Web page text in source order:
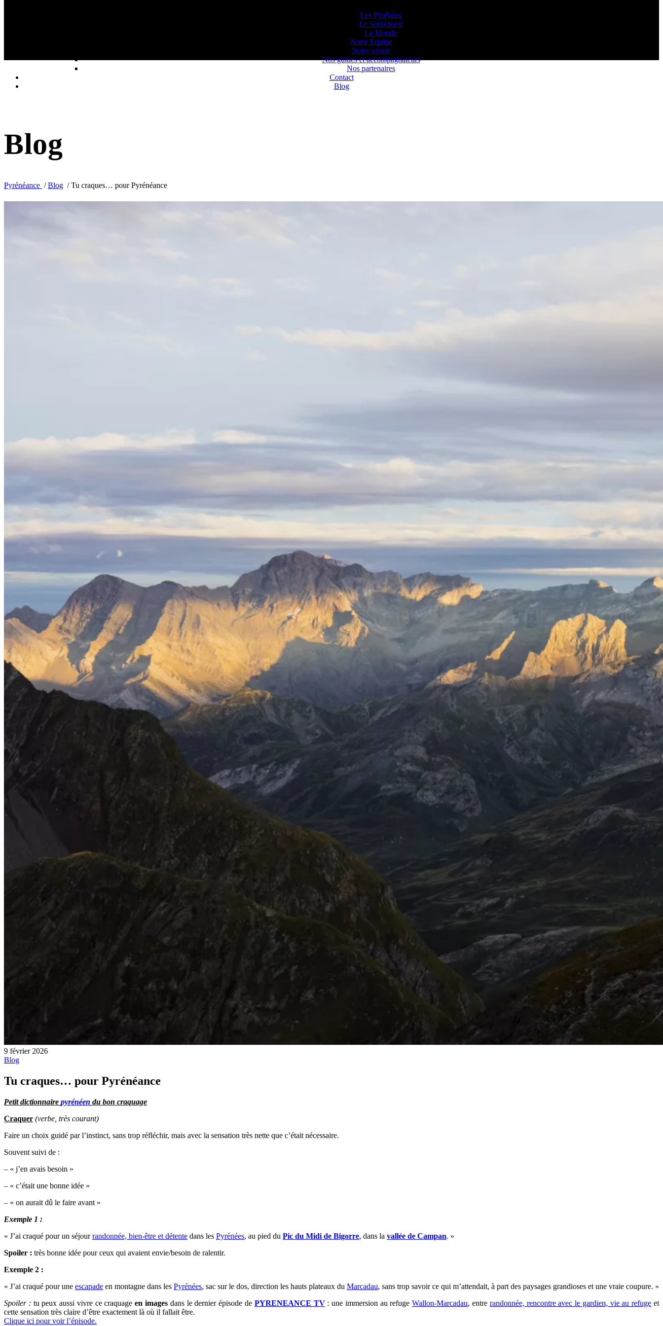
Les Pyrénées
Le Sud-Ouest
Le Monde
Notre Équipe
Notre vision
Nos guides et accompagnateurs
Nos partenaires
Contact
Blog
Blog
Pyrénéance /Blog /Tu craques… pour Pyrénéance
9 février 2026
Blog
Tu craques… pour Pyrénéance
Petit dictionnaire pyrénéen du bon craquage
Craquer (verbe, très courant)
Faire un choix guidé par l’instinct, sans trop réfléchir, mais avec la sensation très nette que c’était nécessaire.
Souvent suivi de :
– « j’en avais besoin »
– « c’était une bonne idée »
– « on aurait dû le faire avant »
Exemple 1 :
« J’ai craqué pour un séjourrandonnée, bien-être et détente dans les Pyrénées, au pied du Pic du Midi de Bigorre, dans la vallée de Campan. »
Spoiler : très bonne idée pour ceux qui avaient envie/besoin de ralentir.
Exemple 2 :
« J’ai craqué pour une escapade en montagne dans les Pyrénées, sac sur le dos, direction les hauts plateaux du Marcadau, sans trop savoir ce qui m’attendait, à part des paysages grandioses et une vraie coupure. »
Spoiler : tu peux aussi vivre ce craquageen images dans le dernier épisode de PYRENEANCE TV: une immersion au refugeWallon-Marcadau, entre randonnée, rencontre avec le gardien, vie au refuge et
cette sensation très claire d’être exactement là où il fallait être.
Clique ici pour voir l’épisode.